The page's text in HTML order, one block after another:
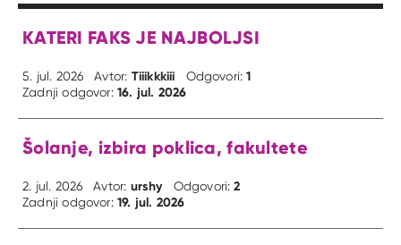
KATERI FAKS JE NAJBOLJSI
5. jul. 2026 Avtor: Tiiikkkiii Odgovori:1
Zadnji odgovor:16. jul. 2026
Šolanje, izbira poklica, fakultete
2. jul. 2026 Avtor: urshy Odgovori:2
Zadnji odgovor:19. jul. 2026